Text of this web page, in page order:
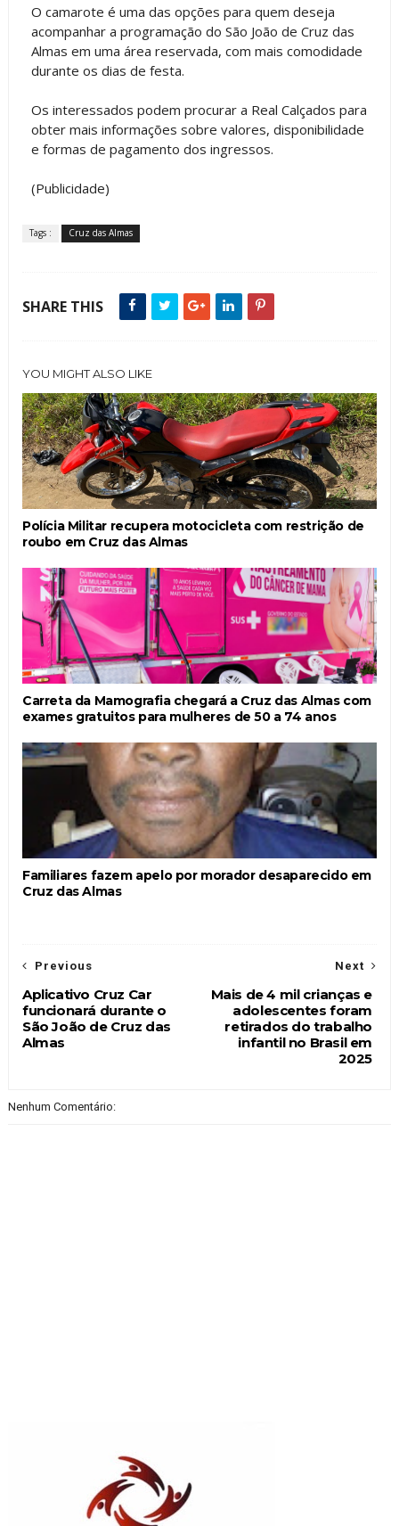
O camarote é uma das opções para quem deseja
acompanhar a programação do São João de Cruz das
Almas em uma área reservada, com mais comodidade
durante os dias de festa.
Os interessados podem procurar a Real Calçados para
obter mais informações sobre valores, disponibilidade
e formas de pagamento dos ingressos.
(Publicidade)
Tags : Cruz das Almas
SHARE THIS
YOU MIGHT ALSO LIKE
Polícia Militar recupera motocicleta com restrição de
roubo em Cruz das Almas
Carreta da Mamografia chegará a Cruz das Almas com
exames gratuitos para mulheres de 50 a 74 anos
Familiares fazem apelo por morador desaparecido em
Cruz das Almas
Next
Mais de 4 mil crianças e
adolescentes foram
retirados do trabalho
infantil no Brasil em
2025
Previous
Aplicativo Cruz Car
funcionará durante o
São João de Cruz das
Almas
Nenhum Comentário: